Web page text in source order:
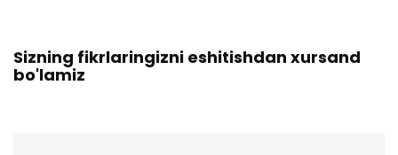
Sizning fikrlaringizni eshitishdan xursand
bo'lamiz